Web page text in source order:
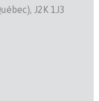
J2K 1J3